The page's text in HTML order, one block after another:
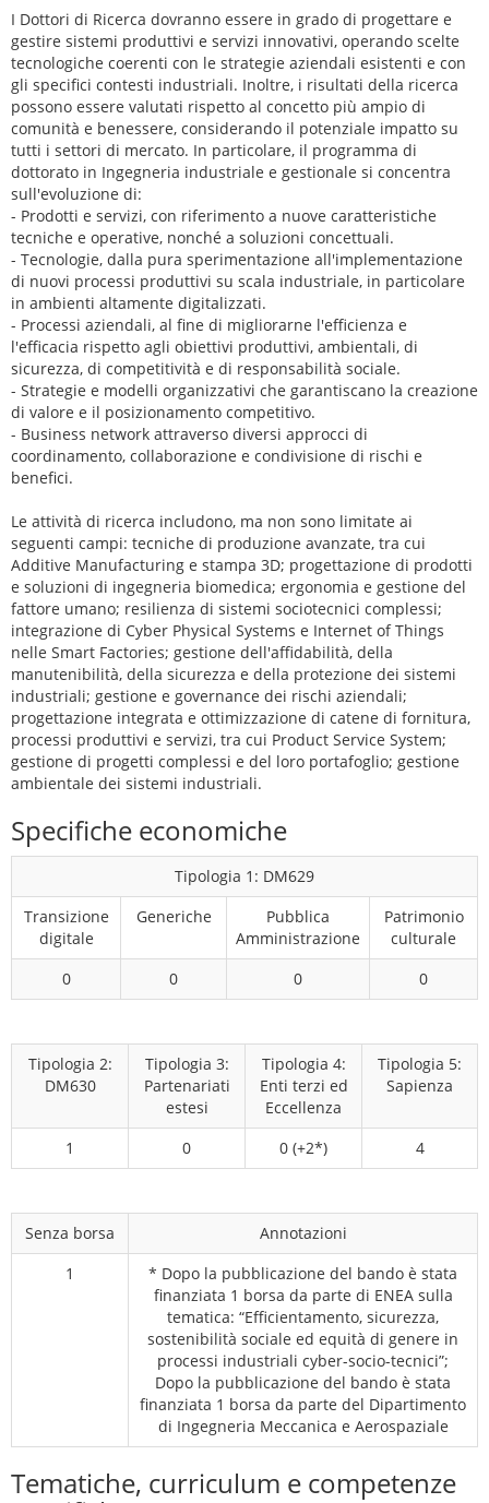
I Dottori di Ricerca dovranno essere in grado di progettare e
gestire sistemi produttivi e servizi innovativi, operando scelte
tecnologiche coerenti con le strategie aziendali esistenti e con
gli specifici contesti industriali. Inoltre, i risultati della ricerca
possono essere valutati rispetto al concetto più ampio di
comunità e benessere, considerando il potenziale impatto su
tutti i settori di mercato. In particolare, il programma di
dottorato in Ingegneria industriale e gestionale si concentra
sull'evoluzione di:
- Prodotti e servizi, con riferimento a nuove caratteristiche
tecniche e operative, nonché a soluzioni concettuali.
- Tecnologie, dalla pura sperimentazione all'implementazione
di nuovi processi produttivi su scala industriale, in particolare
in ambienti altamente digitalizzati.
- Processi aziendali, al fine di migliorarne l'efficienza e
l'efficacia rispetto agli obiettivi produttivi, ambientali, di
sicurezza, di competitività e di responsabilità sociale.
- Strategie e modelli organizzativi che garantiscano la creazione
di valore e il posizionamento competitivo.
- Business network attraverso diversi approcci di
coordinamento, collaborazione e condivisione di rischi e
benefici.
Le attività di ricerca includono, ma non sono limitate ai
seguenti campi: tecniche di produzione avanzate, tra cui
Additive Manufacturing e stampa 3D; progettazione di prodotti
e soluzioni di ingegneria biomedica; ergonomia e gestione del
fattore umano; resilienza di sistemi sociotecnici complessi;
integrazione di Cyber Physical Systems e Internet of Things
nelle Smart Factories; gestione dell'affidabilità, della
manutenibilità, della sicurezza e della protezione dei sistemi
industriali; gestione e governance dei rischi aziendali;
progettazione integrata e ottimizzazione di catene di fornitura,
processi produttivi e servizi, tra cui Product Service System;
gestione di progetti complessi e del loro portafoglio; gestione
ambientale dei sistemi industriali.
Specifiche economiche
Tipologia 1: DM629
Transizione
digitale
Generiche
Pubblica
Amministrazione
Patrimonio
culturale
0
0 0 0
Tipologia 2:
DM630
Tipologia 3:
Partenariati
estesi
Tipologia 4:
Enti terzi ed
Eccellenza
Tipologia 5:
Sapienza
1 0 0 (+2*) 4
Senza borsa
Annotazioni
1
* Dopo la pubblicazione del bando è stata
finanziata 1 borsa da parte di ENEA sulla
tematica: “Efficientamento, sicurezza,
sostenibilità sociale ed equità di genere in
processi industriali cyber-socio-tecnici”;
Dopo la pubblicazione del bando è stata
finanziata 1 borsa da parte del Dipartimento
di Ingegneria Meccanica e Aerospaziale
Tematiche, curriculum e competenze